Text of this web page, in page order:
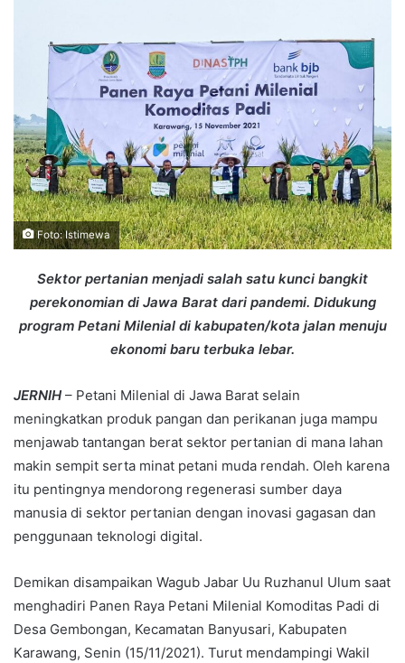
Foto: Istimewa
Sektor pertanian menjadi salah satu kunci bangkit
perekonomian di Jawa Barat dari pandemi. Didukung
program Petani Milenial di kabupaten/kota jalan menuju
ekonomi baru terbuka lebar.
JERNIH – Petani Milenial di Jawa Barat selain
meningkatkan produk pangan dan perikanan juga mampu
menjawab tantangan berat sektor pertanian di mana lahan
makin sempit serta minat petani muda rendah. Oleh karena
itu pentingnya mendorong regenerasi sumber daya
manusia di sektor pertanian dengan inovasi gagasan dan
penggunaan teknologi digital.
Demikan disampaikan Wagub Jabar Uu Ruzhanul Ulum saat
menghadiri Panen Raya Petani Milenial Komoditas Padi di
Desa Gembongan, Kecamatan Banyusari, Kabupaten
Karawang, Senin (15/11/2021). Turut mendampingi Wakil